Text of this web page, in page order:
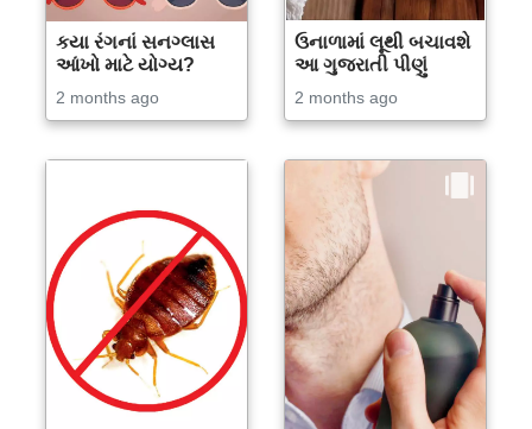
કયા રંગનાં સનગ્લાસ
આંખો માટે યોગ્ય?
2 months ago
ઉનાળામાં લૂથી બચાવશે
આ ગુજરાતી પીણું
2 months ago